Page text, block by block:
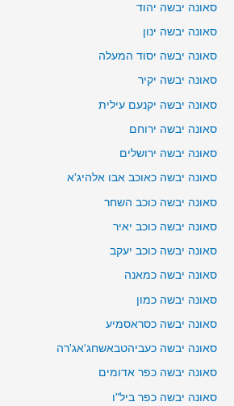
סאונה יבשה יהוד
סאונה יבשה ינון
סאונה יבשה יסוד המעלה
סאונה יבשה יקיר
סאונה יבשה יקנעם עילית
סאונה יבשה ירוחם
סאונה יבשה ירושלים
סאונה יבשה כאוכב אבו אלהיג'א
סאונה יבשה כוכב השחר
סאונה יבשה כוכב יאיר
סאונה יבשה כוכב יעקב
סאונה יבשה כמאנה
סאונה יבשה כמון
סאונה יבשה כסראסמיע
סאונה יבשה כעביהטבאשחג'אג'רה
סאונה יבשה כפר אדומים
סאונה יבשה כפר ביל"ו